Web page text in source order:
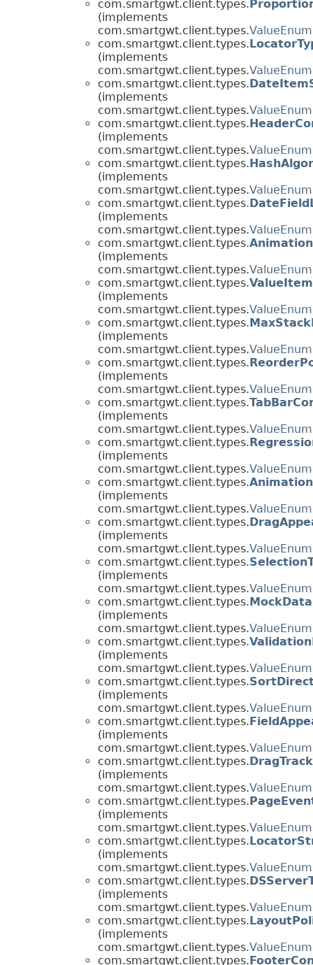
com.smartgwt.client.types.
(implements
com.smartgwt.client.types.ValueEnum
com.smartgwt.client.types.
(implements
com.smartgwt.client.types.ValueEnum
com.smartgwt.client.types.
(implements
com.smartgwt.client.types.ValueEnum
com.smartgwt.client.types.
(implements
com.smartgwt.client.types.ValueEnum
com.smartgwt.client.types.
(implements
com.smartgwt.client.types.ValueEnum
com.smartgwt.client.types.
(implements
com.smartgwt.client.types.ValueEnum
com.smartgwt.client.types.
(implements
com.smartgwt.client.types.ValueEnum
com.smartgwt.client.types.
(implements
com.smartgwt.client.types.ValueEnum
com.smartgwt.client.types.
(implements
com.smartgwt.client.types.ValueEnum
com.smartgwt.client.types.
(implements
com.smartgwt.client.types.ValueEnum
com.smartgwt.client.types.
(implements
com.smartgwt.client.types.ValueEnum
com.smartgwt.client.types.
(implements
com.smartgwt.client.types.ValueEnum
com.smartgwt.client.types.
(implements
com.smartgwt.client.types.ValueEnum
com.smartgwt.client.types.
(implements
com.smartgwt.client.types.ValueEnum
com.smartgwt.client.types.
(implements
com.smartgwt.client.types.ValueEnum
com.smartgwt.client.types.
(implements
com.smartgwt.client.types.ValueEnum
com.smartgwt.client.types.
(implements
com.smartgwt.client.types.ValueEnum
com.smartgwt.client.types.
(implements
com.smartgwt.client.types.ValueEnum
com.smartgwt.client.types.
(implements
com.smartgwt.client.types.ValueEnum
com.smartgwt.client.types.
(implements
com.smartgwt.client.types.ValueEnum
com.smartgwt.client.types.
(implements
com.smartgwt.client.types.ValueEnum
com.smartgwt.client.types.
(implements
com.smartgwt.client.types.ValueEnum
com.smartgwt.client.types.
(implements
com.smartgwt.client.types.ValueEnum
com.smartgwt.client.types.
(implements
com.smartgwt.client.types.ValueEnum
com.smartgwt.client.types.